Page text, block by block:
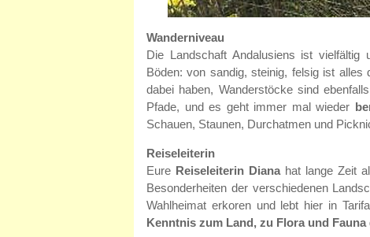
Wanderniveau
Die Landschaft Andalusiens ist vielfältig
Böden: von sandig, steinig, felsig ist
dabei haben, Wanderstöcke sind
Pfade, und es geht immer mal wieder
Schauen, Staunen, Durchatmen und
Reiseleiterin
Eure Reiseleiterin Dianahat lange Zeit
Besonderheiten der verschiedenen
Wahlheimat erkoren und lebt hier in
Kenntnis zum Land, zu Flora und Fauna